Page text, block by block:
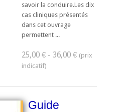
savoir la conduire.Les dix
cas cliniques présentés
dans cet ouvrage
permettent ...
25,00 € - 36,00 €
Guide